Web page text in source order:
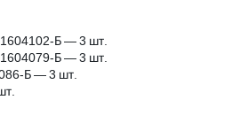
Б — 3 шт.
Б — 3 шт.
Б — 3 шт.